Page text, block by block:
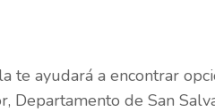
te ayudará a encontrar
Departamento de San